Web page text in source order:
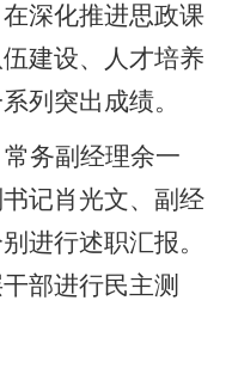
深化推进思政课
建设、人才培养
列突出成绩。
务副经理余一
记肖光文、副经
进行述职汇报。
部进行民主测